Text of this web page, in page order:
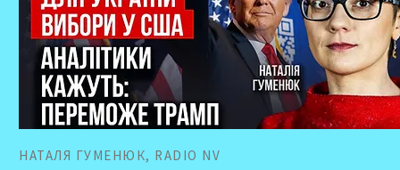
НАТАЛЯ ГУМЕНЮК, RADIO NV